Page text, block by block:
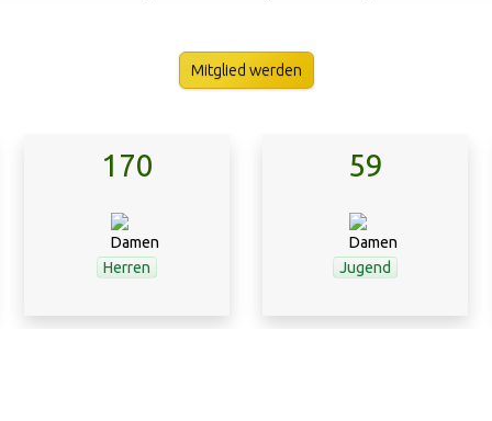
Mitglied werden
170
Herren
59
Jugend